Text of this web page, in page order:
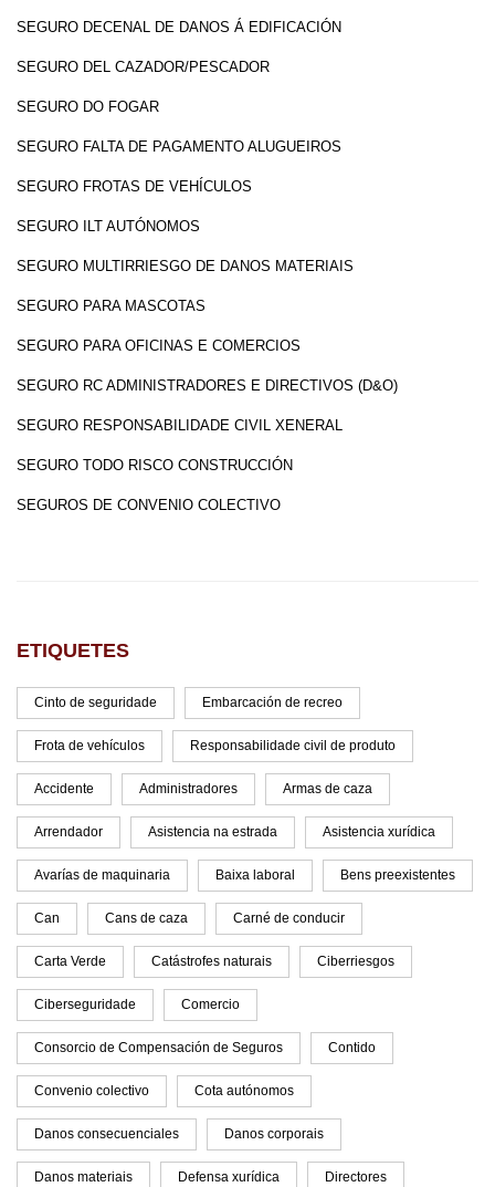
SEGURO DECENAL DE DANOS Á EDIFICACIÓN
SEGURO DEL CAZADOR/PESCADOR
SEGURO DO FOGAR
SEGURO FALTA DE PAGAMENTO ALUGUEIROS
SEGURO FROTAS DE VEHÍCULOS
SEGURO ILT AUTÓNOMOS
SEGURO MULTIRRIESGO DE DANOS MATERIAIS
SEGURO PARA MASCOTAS
SEGURO PARA OFICINAS E COMERCIOS
SEGURO RC ADMINISTRADORES E DIRECTIVOS (D&O)
SEGURO RESPONSABILIDADE CIVIL XENERAL
SEGURO TODO RISCO CONSTRUCCIÓN
SEGUROS DE CONVENIO COLECTIVO
ETIQUETES
Cinto de seguridade Embarcación de recreo
Frota de vehículos Responsabilidade civil de produto
Accidente Administradores Armas de caza
Arrendador Asistencia na estrada Asistencia xurídica
Avarías de maquinaria Baixa laboral Bens preexistentes
Can Cans de caza Carné de conducir
Carta Verde Catástrofes naturais Ciberriesgos
Ciberseguridade Comercio
Consorcio de Compensación de Seguros Contido
Convenio colectivo Cota autónomos
Danos consecuenciales Danos corporais
Danos materiais Defensa xurídica Directores